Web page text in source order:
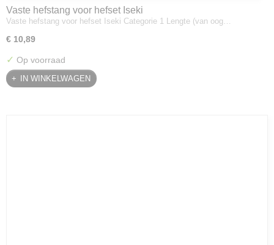
Vaste hefstang voor hefset Iseki
Vaste hefstang voor hefset Iseki Categorie 1 Lengte (van oog…
€ 10,89
✓ Op voorraad
IN WINKELWAGEN